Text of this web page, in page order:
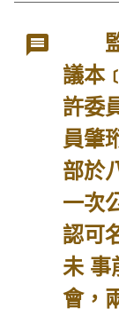
監
議本
許委
員肇
部於
一次
認可
未 事
會，